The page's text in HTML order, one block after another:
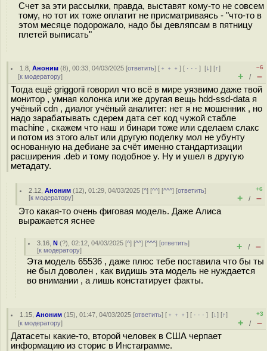
Счет за эти рассылки, правда, выставят кому-то не совсем
тому, но тот их тоже оплатит не присматриваясь - "что-то в
этом месяце подорожало, надо бы девляпсам в пятницу
плетей выписать"
1.8 ,Аноним (8), 00:33, 04/03/2025 [ответить] [ ﹢﹢﹢] [ · · ·][↓] [↑]
[к модератору]
–6
+ / –
Тогда ещё griggorii говорил что всё в мире уязвимо даже твой
монитор , умная колонка или же другая вещь hdd-ssd-data я
учёный cdn , диалог учёный аналитег: нет я не мошенник , но
надо зарабатывать сдерем дата сет код чужой стабле
machine , скажем что наш и бинари тоже или сделаем слакс
и потом из этого альт или другую поделку мол не убунту
основанную на дебиане за счёт именно стандартизации
расширения .deb и тому подобное у. Ну и ушел в другую
метадату.
2.12 ,Аноним (12), 01:29, 04/03/2025 [^] [^^] [^^^] [ответить]
[к модератору]
+6
+ / –
Это какая-то очень фиговая модель. Даже Алиса
выражается яснее
3.16 ,N (?), 02:12, 04/03/2025 [^] [^^] [^^^] [ответить]
[к модератору] + / –
Эта модель 65536 , даже плюс тебе поставила что бы ты
не был доволен , как видишь эта модель не нуждается
во внимании , а лишь констатирует факты.
1.15 ,Аноним (15), 01:47, 04/03/2025 [ответить] [ ﹢﹢﹢] [ · · ·][↓] [↑]
[к модератору]
+3
+ / –
Датасеты какие-то, второй человек в США черпает
информацию из сторис в Инстаграмме.